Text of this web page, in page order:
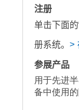
注册
单击下面
册系统。 >
参展产品
用于先进
备中使用